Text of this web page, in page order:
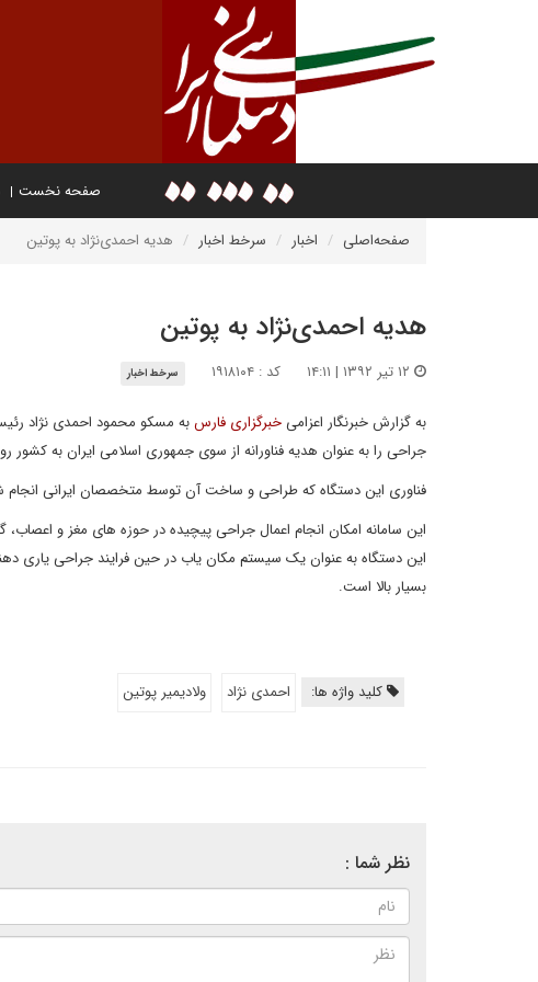
صفحه نخست
صفحه‌اصلی اخبار سرخط اخبار هدیه احمدی‌نژاد به پوتین
هدیه احمدی‌نژاد به پوتین
کد : ۱۹۱۸۱۰۴ سرخط اخبار
به گزارش خبرنگار اعزامیخبرگزاری فارسبه مسکو محمود احمدی نژاد
جراحی را به عنوان هدیه فناورانه از سوی جمهوری اسلامی ایران به کشور
فناوری این دستگاه که طراحی و ساخت آن توسط متخصصان ایرانی انجام
این سامانه امکان انجام اعمال جراحی پیچیده در حوزه های مغز و
این دستگاه به عنوان یک سیستم مکان یاب در حین فرایند جراحی یاری
بسیار بالا است.
کلید واژه ها: احمدی نژاد ولادیمیر پوتین
نظر شما :